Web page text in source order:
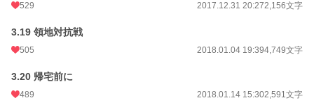
529 2017.12.31 20:272,156文字
3.19 領地対抗戦
505 2018.01.04 19:394,749文字
3.20 帰宅前に
489 2018.01.14 15:302,591文字